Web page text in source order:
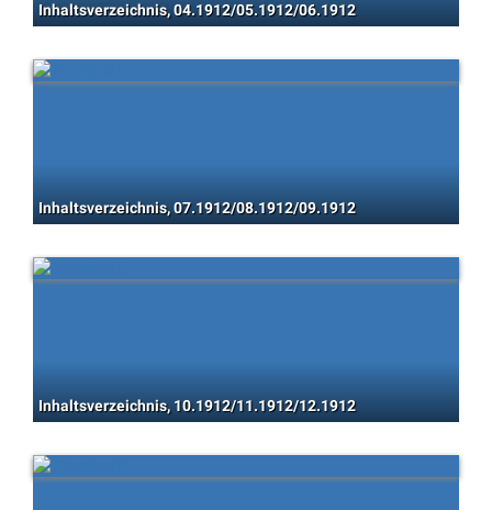
Inhaltsverzeichnis, 04.1912/05.1912/06.1912
Inhaltsverzeichnis, 07.1912/08.1912/09.1912
Inhaltsverzeichnis, 10.1912/11.1912/12.1912